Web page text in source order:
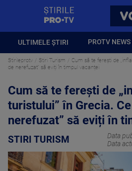
ULTIMELE ȘTIRI PROTV
Stirileprotv Stiri Turism
Cum să te ferești de
de nerefuzat” să eviți în timpul vacanței
Cum să te ferești de
turistului” în Grecia.
nerefuzat” să eviți în
STIRI TURISM Data
Data